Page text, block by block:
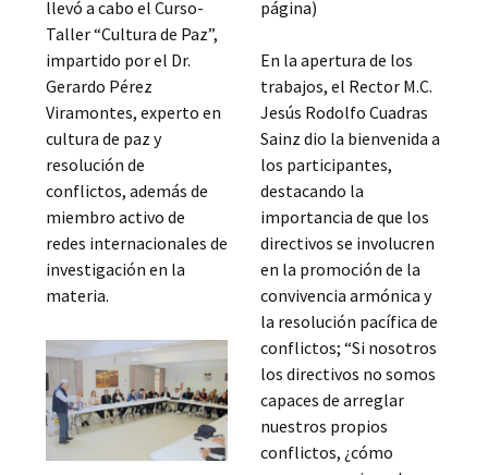
llevó a cabo el Curso-
Taller “Cultura de Paz”,
impartido por el Dr.
Gerardo Pérez
Viramontes, experto en
cultura de paz y
resolución de
conflictos, además de
miembro activo de
redes internacionales de
investigación en la
materia.
página)
En la apertura de los
trabajos, el Rector M.C.
Jesús Rodolfo Cuadras
Sainz dio la bienvenida a
los participantes,
destacando la
importancia de que los
directivos se involucren
en la promoción de la
convivencia armónica y
la resolución pacífica de
conflictos; “Si nosotros
los directivos no somos
capaces de arreglar
nuestros propios
conflictos, ¿cómo